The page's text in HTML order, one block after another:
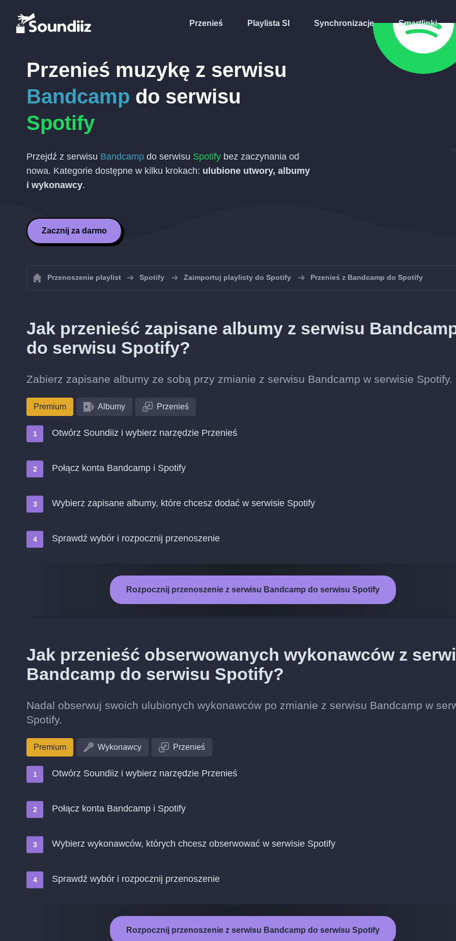
Przenieś Playlista SI Synchronizacje Smartlinki
Przenieś muzykę z serwisu
Bandcamp do serwisu
Spotify
Przejdź z serwisu Bandcamp do serwisu Spotify bez zaczynania od
nowa. Kategorie dostępne w kilku krokach: ulubione utwory, albumy
i wykonawcy.
Zacznij za darmo
Przenoszenie playlist Spotify Zaimportuj playlisty do Spotify Przenieś z Bandcamp do Spotify
Jak przenieść zapisane albumy z serwisu
do serwisu Spotify?
Zabierz zapisane albumy ze sobą przy zmianie z serwisu Bandcamp w serwisie Spotify.
Premium Albumy Przenieś
Otwórz Soundiiz i wybierz narzędzie Przenieś
Połącz konta Bandcamp i Spotify
Wybierz zapisane albumy, które chcesz dodać w serwisie Spotify
Sprawdź wybór i rozpocznij przenoszenie
Rozpocznij przenoszenie z serwisu Bandcamp do serwisu Spotify
Jak przenieść obserwowanych wykonawców z
Bandcamp do serwisu Spotify?
Nadal obserwuj swoich ulubionych wykonawców po zmianie z serwisu Bandcamp w
Spotify.
Premium Wykonawcy Przenieś
Otwórz Soundiiz i wybierz narzędzie Przenieś
Połącz konta Bandcamp i Spotify
Wybierz wykonawców, których chcesz obserwować w serwisie Spotify
Sprawdź wybór i rozpocznij przenoszenie
Rozpocznij przenoszenie z serwisu Bandcamp do serwisu Spotify